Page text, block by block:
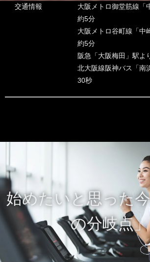
交通情報
大阪メトロ御堂筋線「
約5分
大阪メトロ谷町線「中
約5分
阪急「大阪梅田」駅よ
北大阪線阪神バス「南
30秒
始めたいと思った
の分岐点」